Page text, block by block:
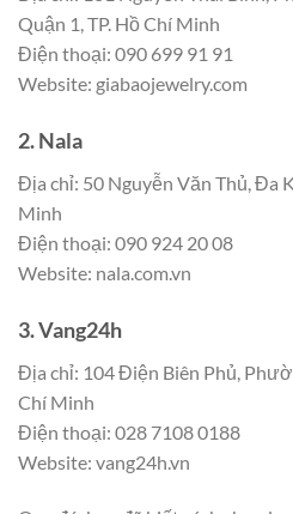
Quận 1, TP. Hồ Chí Minh
Điện thoại: 090 699 91 91
Website: giabaojewelry.com
2. Nala
Địa chỉ: 50 Nguyễn Văn Thủ, Đa
Minh
Điện thoại: 090 924 20 08
Website: nala.com.vn
3. Vang24h
Địa chỉ: 104 Điện Biên Phủ,
Chí Minh
Điện thoại: 028 7108 0188
Website: vang24h.vn